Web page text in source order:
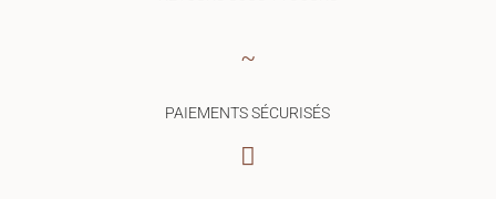
~
PAIEMENTS SÉCURISÉS
